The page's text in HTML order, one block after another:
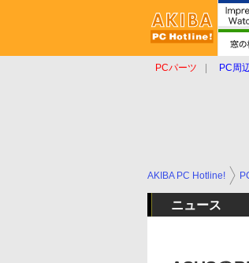
PCパーツ PC周
AKIBA PC Hotline!
ニュース